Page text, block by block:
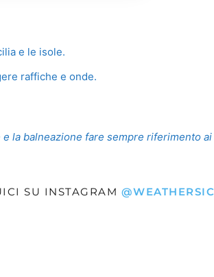
e le isole.
raffiche e onde.
la balneazione fare sempre riferimento
SU INSTAGRAM